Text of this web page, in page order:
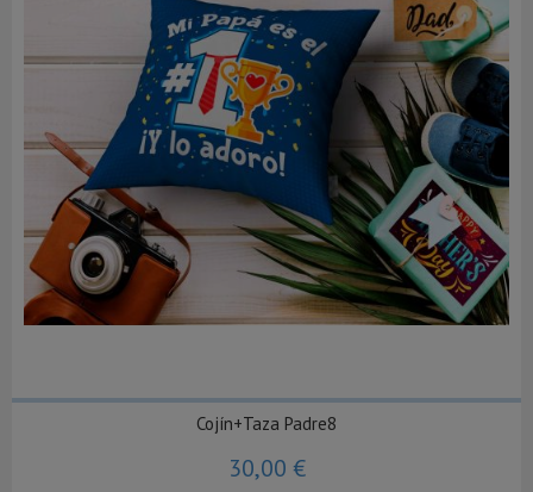
Cojín+Taza Padre8
30,00 €